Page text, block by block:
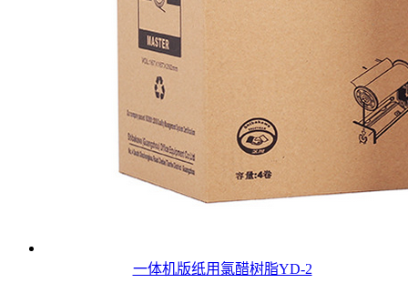
一体机版纸用氯醋树脂YD-2